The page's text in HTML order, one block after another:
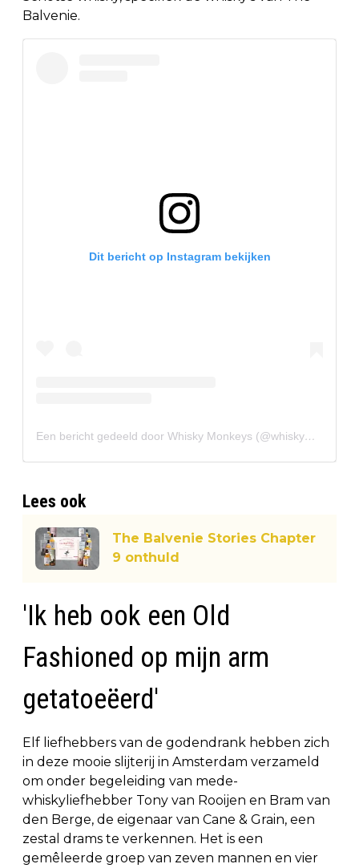
Balvenie.
Dit bericht op Instagram bekijken
Een bericht gedeeld door Whisky Monkeys (@whiskymonkeys)
Lees ook
The Balvenie Stories Chapter
9 onthuld
'Ik heb ook een Old
Fashioned op mijn arm
getatoeëerd'
Elf liefhebbers van de godendrank hebben zich
in deze mooie slijterij in Amsterdam verzameld
om onder begeleiding van mede-
whiskyliefhebber Tony van Rooijen en Bram van
den Berge, de eigenaar van Cane & Grain, een
zestal drams te verkennen. Het is een
gemêleerde groep van zeven mannen en vier